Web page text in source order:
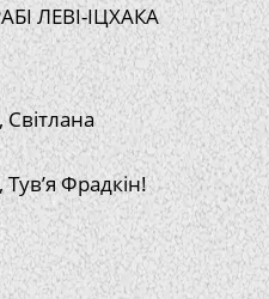
ЛЕВІ-ІЦХАКА
Фрадкін!